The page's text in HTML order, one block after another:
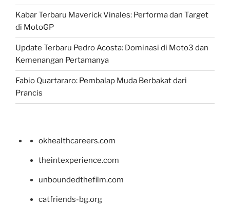
Kabar Terbaru Maverick Vinales: Performa dan Target
di MotoGP
Update Terbaru Pedro Acosta: Dominasi di Moto3 dan
Kemenangan Pertamanya
Fabio Quartararo: Pembalap Muda Berbakat dari
Prancis
okhealthcareers.com
theintexperience.com
unboundedthefilm.com
catfriends-bg.org